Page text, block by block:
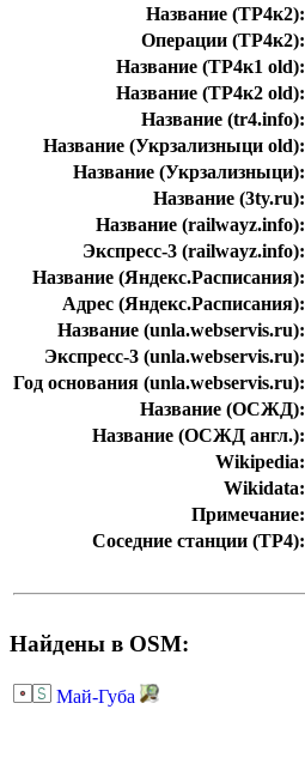
Название (ТР4к2):
Операции (ТР4к2):
Название (ТР4к1 old):
Название (ТР4к2 old):
Название (tr4.info):
Название (Укрзализныци old):
Название (Укрзализныци):
Название (3ty.ru):
Название (railwayz.info):
Экспресс-3 (railwayz.info):
Название (Яндекс.Расписания):
Адрес (Яндекс.Расписания):
Название (unla.webservis.ru):
Экспресс-3 (unla.webservis.ru):
Год основания (unla.webservis.ru):
Название (ОСЖД):
Название (ОСЖД англ.):
Wikipedia:
Wikidata:
Примечание:
Соседние станции (ТР4):
Найдены в OSM:
Май-Губа